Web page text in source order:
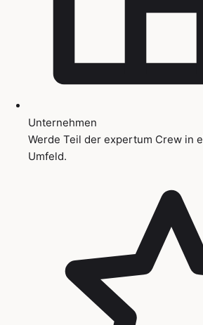
Unternehmen
Werde Teil der expertum Crew in
Umfeld.